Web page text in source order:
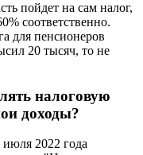
пойдет на сам налог,
соответственно.
для пенсионеров
20 тысяч, то не
налоговую
доходы?
2022 года